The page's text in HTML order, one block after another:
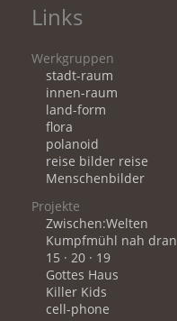
Links
Werkgruppen
stadt-raum
innen-raum
land-form
flora
polanoid
reise bilder reise
Menschenbilder
Projekte
Zwischen:Welten
Kumpfmühl nah dran
15 · 20 · 19
Gottes Haus
Killer Kids
cell-phone